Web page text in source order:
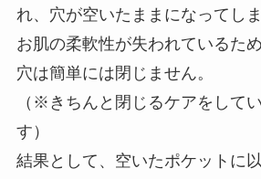
れ、穴が空いたままになってしま
お肌の柔軟性が失われているた
穴は簡単には閉じません。
（※きちんと閉じるケアをして
す）
結果として、空いたポケットに